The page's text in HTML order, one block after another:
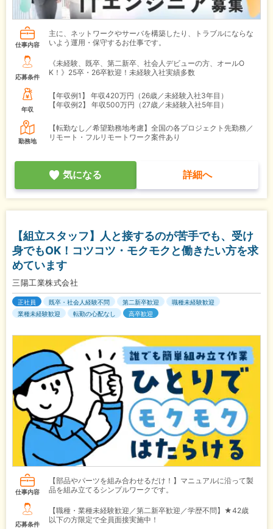
仕事内容
主に、ネットワークやサーバを構築したり、トラブルにならな
いよう運用・保守するお仕事です。
応募条件
《未経験、既卒、第二新卒、社会人デビューの方、オールO
K！》25卒・26卒歓迎！未経験入社実績多数
年収
【年収例1】
年収420万円（26歳／未経験入社3年目）
【年収例2】
年収500万円（27歳／未経験入社5年目）
勤務地
【転勤なし／希望勤務地考慮】全国の各プロジェクト先勤務／
リモート・フルリモートワーク案件あり
気になる 詳細へ
【組立スタッフ】人と接するのが苦手でも、受け
身でもOK！コツコツ・モクモクと働きたい方を求
めています
三陽工業株式会社
正社員 既卒・社会人経験不問 第二新卒歓迎
職種未経験歓迎
業種未経験歓迎
転勤の心配なし 高卒歓迎
仕事内容
【部品やパーツを組み合わせるだけ！】マニュアルに沿って製
品を組み立てるシンプルワークです。
応募条件
【職種・業種未経験歓迎／第二新卒歓迎／学歴不問】★42歳
以下の方限定で全員面接実施中！